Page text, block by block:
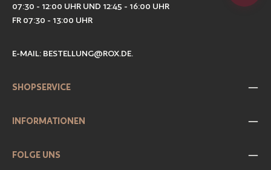
07:30 - 12:00 UHR UND 12:45 - 16:00 UHR
FR 07:30 - 13:00 UHR
E-MAIL: BESTELLUNG@ROX.DE.
SHOPSERVICE
INFORMATIONEN
FOLGE UNS